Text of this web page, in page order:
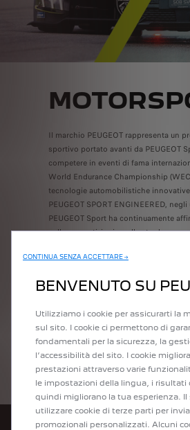
Il marchio PEUGEOT rappresenta un
sportivo portato avanti da PEUGEOT
competere in eventi di fama
World Endurance Championship
tecnologie automobilistiche
PEUGEOT SPORT ENGINEERED,
PEUGEOT Sport ha continuamente
nelle competizioni e sulla strada.
PEUGEOT è anche un orgoglioso
PER SAPERNE DI PIÙ
CONTINUA SENZA ACCETTARE →
BENVENUTO SU
Utilizziamo i cookie per assicurarti la
sul sito. I cookie ci permettono di
fondamentali per la sicurezza, la
l’accessibilità del sito. I cookie
prestazioni attraverso varie
le impostazioni della lingua, i risultati
quindi migliorano la tua esperienza. Il
utilizzare cookie di terze parti per
promozionali personalizzati. Alcuni